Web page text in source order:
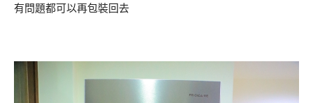
有問題都可以再包裝回去